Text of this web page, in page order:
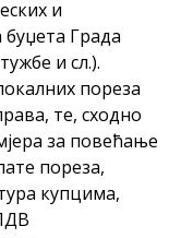
- Вера
ОТПАДА УЗ
и
Града
и сл.).
пореза
те, сходно
за повећање
пореза,
купцима,